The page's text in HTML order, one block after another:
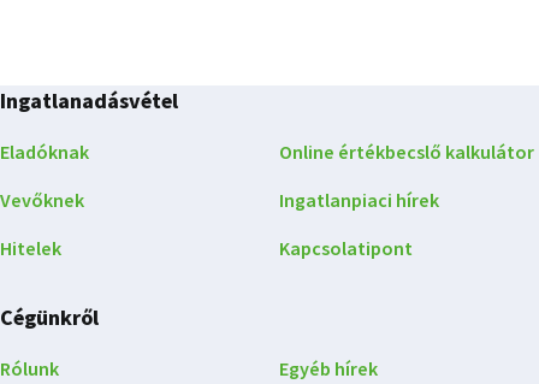
Ingatlanadásvétel
Eladóknak
Vevőknek
Hitelek
Online értékbecslő kalkulátor
Ingatlanpiaci hírek
Kapcsolatipont
Cégünkről
Rólunk
Egyéb hírek